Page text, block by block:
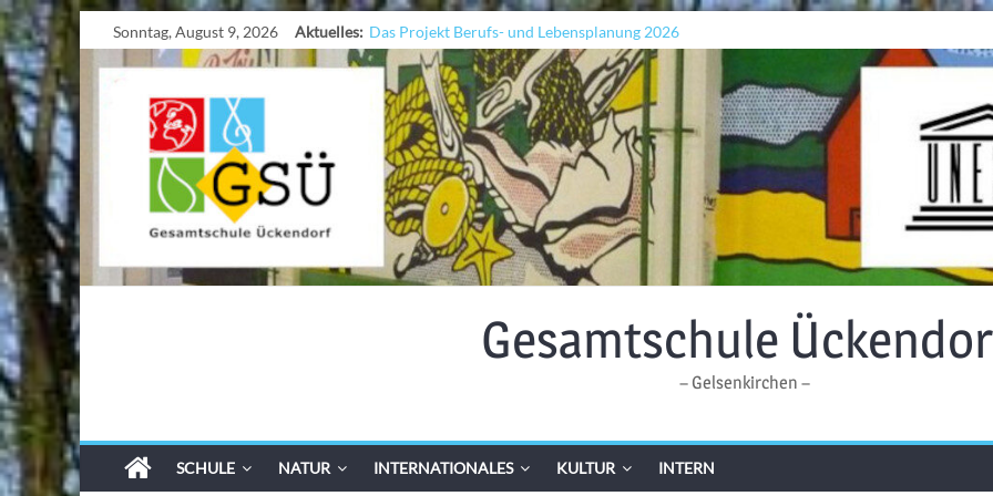
Sonntag, August 9, 2026 Aktuelles: Das Projekt Berufs- und Lebensplanung 2026
UNESCO Stadtradeln „Grenzen überwinden“
KCC-Workshop
Sicherheit auf den Wellen: Lehrkräfte bilden sich in Alicante fort
Ferien!!!
Gesamtschule
– Gelsenkirchen –
SCHULE NATUR INTERNATIONALES KULTUR INTERN